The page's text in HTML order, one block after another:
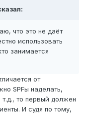
что это не даёт
использовать
занимается
от
SPFы наделать,
т.д., то первый должен
И судя по тому,